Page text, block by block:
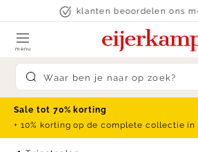
Skip to contentklanten beoordelen ons
Submit search
menu
Sale tot 70% korting
+ 10% korting op de complete collectie in